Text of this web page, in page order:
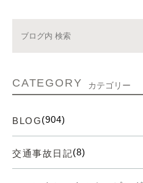
CATEGORY カテゴリー
BLOG(904)
交通事故日記(8)